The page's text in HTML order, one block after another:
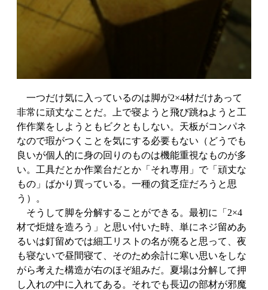
一つだけ気に入っているのは脚が2×4材だけあって
非常に頑丈なことだ。上で寝ようと飛び跳ねようと工
作作業をしようともビクともしない。天板がコンパネ
なので瑕がつくことを気にする必要もない（どうでも
良いが個人的に身の回りのものは機能重視なものが多
い。工具だとか作業台だとか「それ専用」で「頑丈な
もの」ばかり買っている。一種の貧乏症だろうと思
う）。
そうして脚を分解することができる。最初に「2×4
材で炬燵を造ろう」と思い付いた時、単にネジ留めあ
るいは釘留めでは細工リストの名が廃ると思って、夜
も寝ないで昼間寝て、そのため余計に寒い思いをしな
がら考えた構造が右のほぞ組みだ。夏場は分解して押
し入れの中に入れてある。それでも長辺の部材が邪魔